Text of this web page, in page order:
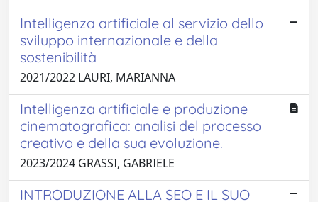
Intelligenza artificiale al servizio dello
sviluppo internazionale e della
sostenibilità
2021/2022 LAURI, MARIANNA
Intelligenza artificiale e produzione
cinematografica: analisi del processo
creativo e della sua evoluzione.
2023/2024 GRASSI, GABRIELE
INTRODUZIONE ALLA SEO E IL SUO